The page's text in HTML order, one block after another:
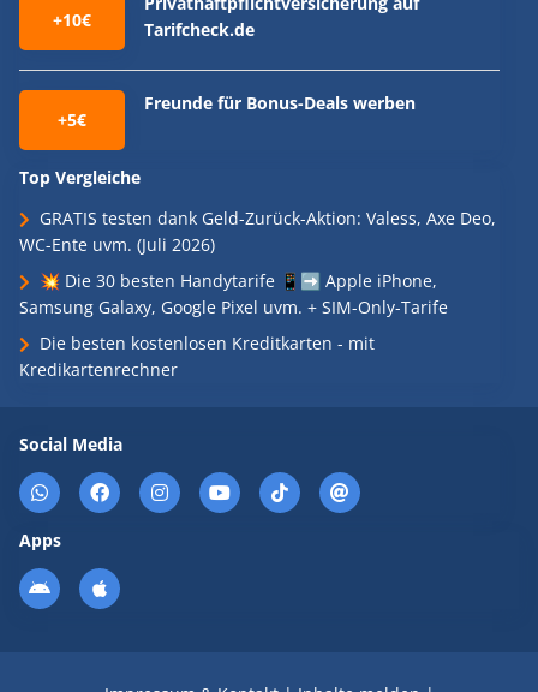
+10€
Tarifcheck.de
+5€
Freunde für Bonus-Deals werben
Top Vergleiche
GRATIS testen dank Geld-Zurück-Aktion: Valess, Axe Deo,
WC-Ente uvm. (Juli 2026)
💥 Die 30 besten Handytarife 📱➡️ Apple iPhone,
Samsung Galaxy, Google Pixel uvm. + SIM-Only-Tarife
Die besten kostenlosen Kreditkarten - mit
Kredikartenrechner
Social Media
Apps